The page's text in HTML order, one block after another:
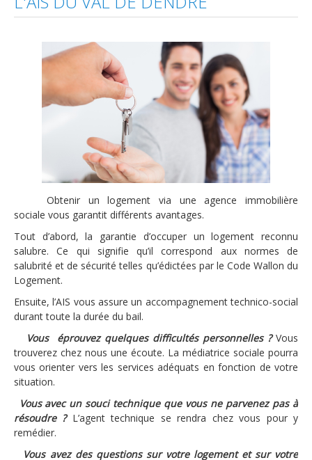
Travaux
Aides et primes
Réparations à charge de ...
Locataires
Inscription et Documents à fournir
Quand vous devenez locataire...
Bail et Garantie locative
Droits et devoirs
Réparations à charge de ...
Liens utiles
Logements
Contact
Heures d'ouverture
Coordonnées
Obtenir un logement via une agence immobilière
sociale vous garantit différents avantages.
Tout d’abord, la garantie d’occuper un logement reconnu
salubre. Ce qui signifie qu’il correspond aux normes de
salubrité et de sécurité telles qu’édictées par le Code Wallon du
Logement.
Ensuite, l’AIS vous assure un accompagnement technico-social
durant toute la durée du bail.
Vous éprouvez quelques difficultés personnelles ?Vous
trouverez chez nous une écoute. La médiatrice sociale pourra
vous orienter vers les services adéquats en fonction de votre
situation.
Vous avec un souci technique que vous ne parvenez pas à
résoudre ?L’agent technique se rendra chez vous pour y
remédier.
Vous avez des questions sur votre logement et sur votre